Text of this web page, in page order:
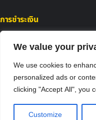
We value your
We use cookies to
personalized ads or
clicking "Accept All", you
Customize
การชำระเงิน